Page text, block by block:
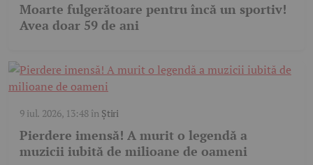
Moarte fulgerătoare pentru încă un sportiv!
Avea doar 59 de ani
9 iul. 2026, 13:48în Știri
Pierdere imensă! A murit o legendă a
muzicii iubită de milioane de oameni